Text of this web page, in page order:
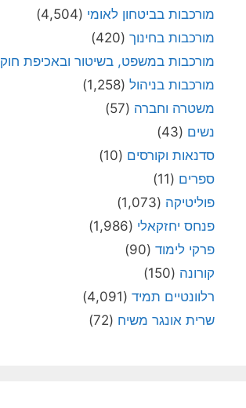
מורכבות בביטחון לאומי (4,504)
מורכבות בחינוך (420)
מורכבות במשפט, בשיטור ובאכיפת חוק
מורכבות בניהול (1,258)
משטרה וחברה (57)
נשים (43)
סדנאות וקורסים (10)
ספרים (11)
פוליטיקה (1,073)
פנחס יחזקאלי (1,986)
פרקי לימוד (90)
קורונה (150)
רלוונטיים תמיד (4,091)
שרית אונגר משיח (72)